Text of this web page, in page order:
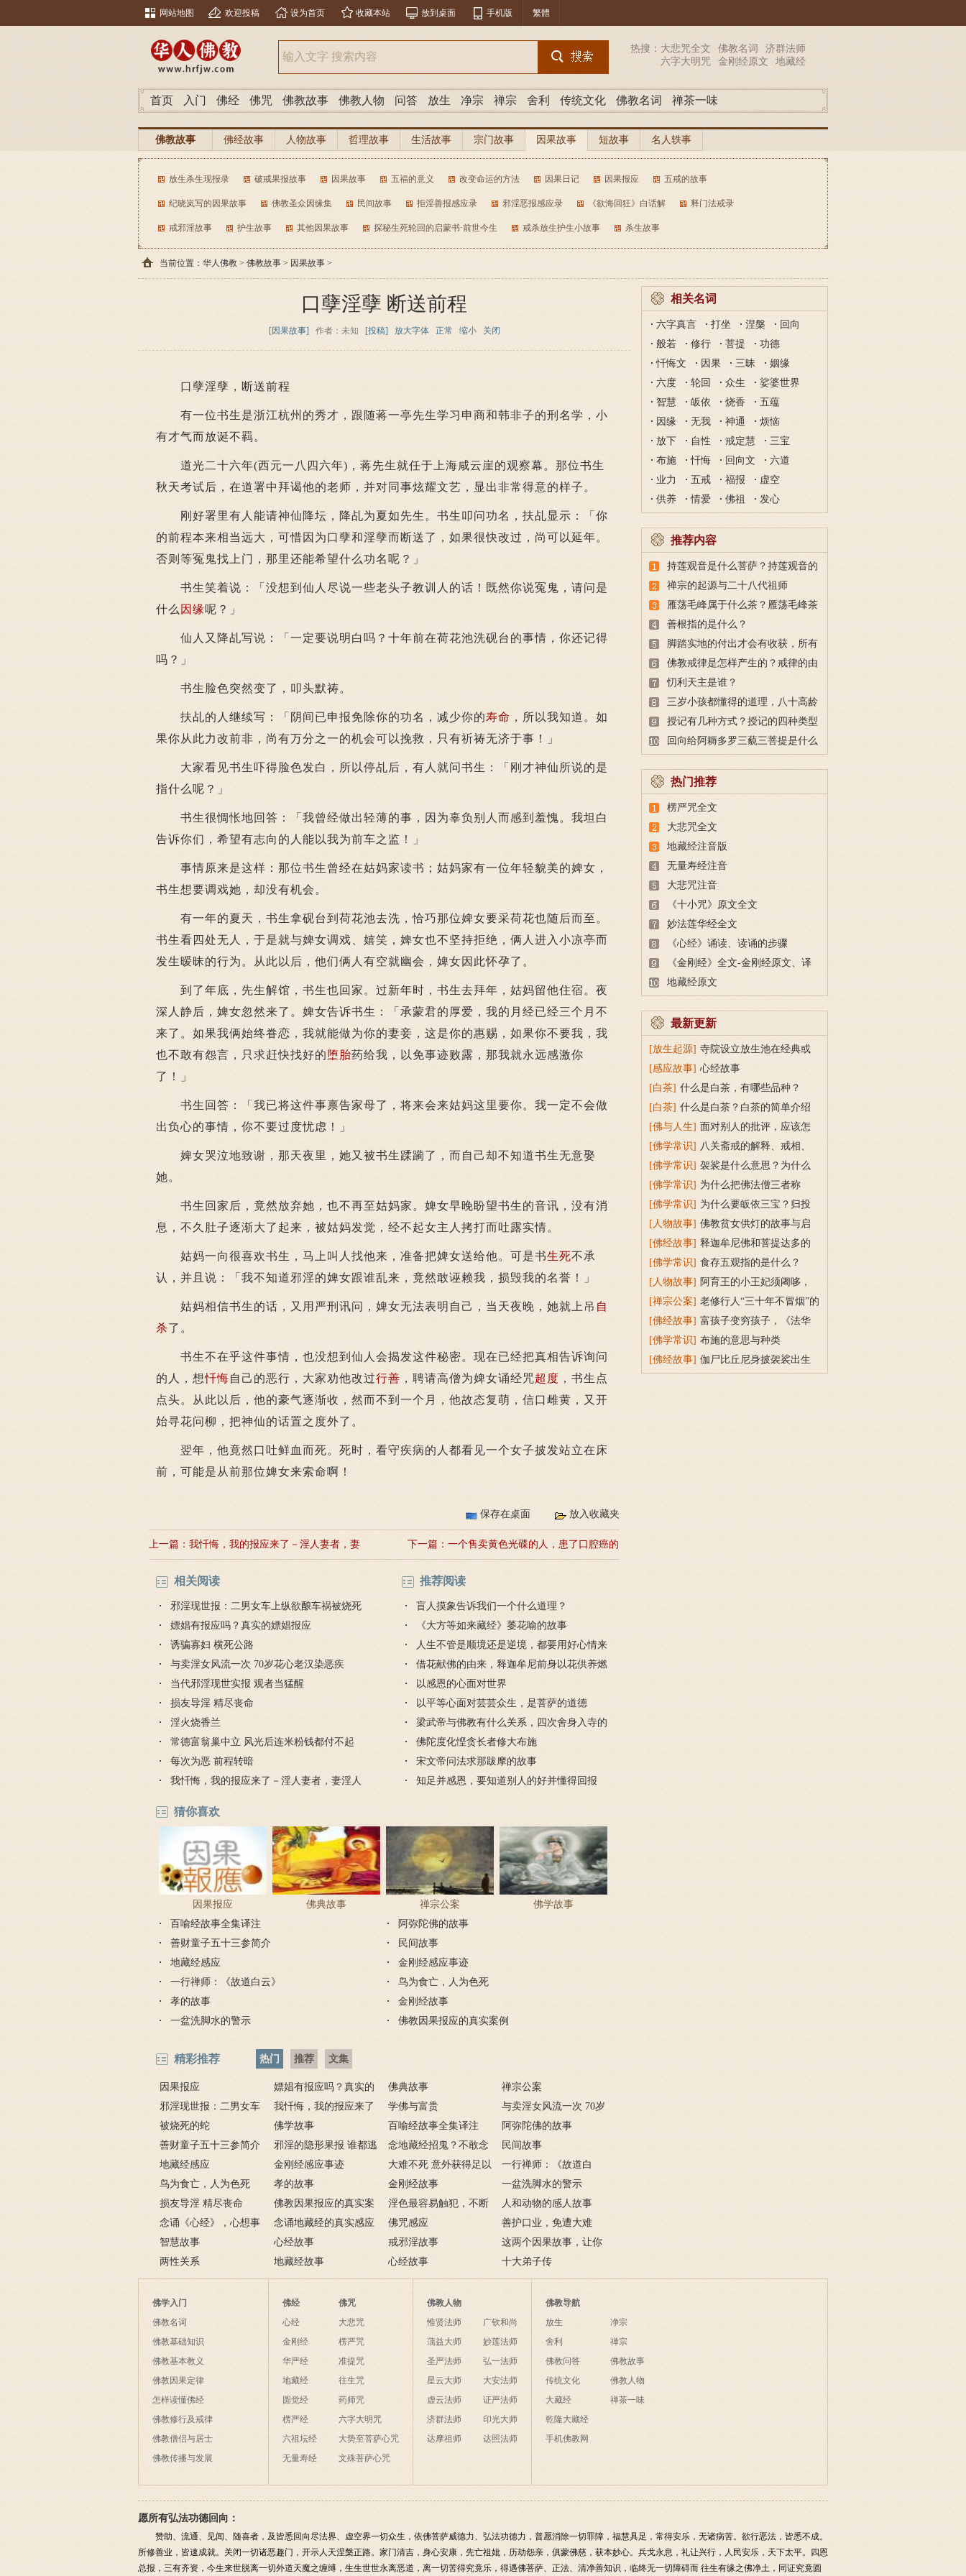
网站地图 欢迎投稿 设为首页 收藏本站 放到桌面 手机版 繁體
热搜： 大悲咒全文 佛教名词
济群法师
六字大明咒
金刚经原文 地藏经
首页 入门 佛经 佛咒 佛教故事 佛教人物 问答 放生 净宗 禅宗 舍利 传统文化 佛教名词 禅茶一味
佛教故事 佛经故事 人物故事 哲理故事 生活故事 宗门故事 因果故事 短故事 名人轶事
放生杀生现报录 破戒果报故事 因果故事 五福的意义 改变命运的方法 因果日记 因果报应 五戒的故事
纪晓岚写的因果故事 佛教圣众因缘集 民间故事 拒淫善报感应录 邪淫恶报感应录 《欲海回狂》白话解 释门法戒录
戒邪淫故事 护生故事 其他因果故事 探秘生死轮回的启蒙书·前世今生 戒杀放生护生小故事 杀生故事
当前位置： 华人佛教 > 佛教故事 > 因果故事 >
口孽淫孽 断送前程
[因果故事] 作者：未知 [投稿] 放大字体 正常 缩小 关闭
口孽淫孽，断送前程
有一位书生是浙江杭州的秀才，跟随蒋一亭先生学习申商和韩非子的刑名学，小
有才气而放诞不羁。
道光二十六年(西元一八四六年)，蒋先生就任于上海咸云崖的观察幕。那位书生
秋天考试后，在道署中拜谒他的老师，并对同事炫耀文艺，显出非常得意的样子。
刚好署里有人能请神仙降坛，降乩为夏如先生。书生叩问功名，扶乩显示：「你
的前程本来相当远大，可惜因为口孽和淫孽而断送了，如果很快改过，尚可以延年。
否则等冤鬼找上门，那里还能希望什么功名呢？」
书生笑着说：「没想到仙人尽说一些老头子教训人的话！既然你说冤鬼，请问是
什么 因缘呢？」
仙人又降乩写说：「一定要说明白吗？十年前在荷花池洗砚台的事情，你还记得
吗？」
书生脸色突然变了，叩头默祷。
扶乩的人继续写：「阴间已申报免除你的功名，减少你的寿命 ，所以我知道。如
果你从此力改前非，尚有万分之一的机会可以挽救，只有祈祷无济于事！」
大家看见书生吓得脸色发白，所以停乩后，有人就问书生：「刚才神仙所说的是
指什么呢？」
书生很惆怅地回答：「我曾经做出轻薄的事，因为辜负别人而感到羞愧。我坦白
告诉你们，希望有志向的人能以我为前车之监！」
事情原来是这样：那位书生曾经在姑妈家读书；姑妈家有一位年轻貌美的婢女，
书生想要调戏她，却没有机会。
有一年的夏天，书生拿砚台到荷花池去洗，恰巧那位婢女要采荷花也随后而至。
书生看四处无人，于是就与婢女调戏、嬉笑，婢女也不坚持拒绝，俩人进入小凉亭而
发生暧昧的行为。从此以后，他们俩人有空就幽会，婢女因此怀孕了。
到了年底，先生解馆，书生也回家。过新年时，书生去拜年，姑妈留他住宿。夜
深人静后，婢女忽然来了。婢女告诉书生：「承蒙君的厚爱，我的月经已经三个月不
来了。如果我俩始终眷恋，我就能做为你的妻妾，这是你的惠赐，如果你不要我，我
也不敢有怨言，只求赶快找好的堕胎药给我，以免事迹败露，那我就永远感激你
了！」
书生回答：「我已将这件事禀告家母了，将来会来姑妈这里要你。我一定不会做
出负心的事情，你不要过度忧虑！」
婢女哭泣地致谢，那天夜里，她又被书生蹂躏了，而自己却不知道书生无意娶
她。
书生回家后，竟然放弃她，也不再至姑妈家。婢女早晚盼望书生的音讯，没有消
息，不久肚子逐渐大了起来，被姑妈发觉，经不起女主人拷打而吐露实情。
姑妈一向很喜欢书生，马上叫人找他来，准备把婢女送给他。可是书生死不承
认，并且说：「我不知道邪淫的婢女跟谁乱来，竟然敢诬赖我，损毁我的名誉！」
姑妈相信书生的话，又用严刑讯问，婢女无法表明自己，当天夜晚，她就上吊 自
杀了。
书生不在乎这件事情，也没想到仙人会揭发这件秘密。现在已经把真相告诉询问
的人，想忏悔自己的恶行，大家劝他改过行善 ，聘请高僧为婢女诵经咒超度 ，书生点
点头。从此以后，他的豪气逐渐收，然而不到一个月，他故态复萌，信口雌黄，又开
始寻花问柳，把神仙的话置之度外了。
翌年，他竟然口吐鲜血而死。死时，看守疾病的人都看见一个女子披发站立在床
前，可能是从前那位婢女来索命啊！
保存在桌面 放入收藏夹
上一篇： 我忏悔，我的报应来了－淫人妻者，妻 下一篇： 一个售卖黄色光碟的人，患了口腔癌的
相关阅读
邪淫现世报：二男女车上纵欲酿车祸被烧死
嫖娼有报应吗？真实的嫖娼报应
诱骗寡妇 横死公路
与卖淫女风流一次 70岁花心老汉染恶疾
当代邪淫现世实报 观者当猛醒
损友导淫 精尽丧命
淫火烧香兰
常德富翁巢中立 风光后连米粉钱都付不起
每次为恶 前程转暗
我忏悔，我的报应来了－淫人妻者，妻淫人
推荐阅读
盲人摸象告诉我们一个什么道理？
《大方等如来藏经》萎花喻的故事
人生不管是顺境还是逆境，都要用好心情来
对待
借花献佛的由来，释迦牟尼前身以花供养燃
灯佛
以感恩的心面对世界
以平等心面对芸芸众生，是菩萨的道德
梁武帝与佛教有什么关系，四次舍身入寺的
是哪个寺？
佛陀度化悭贪长者修大布施
宋文帝问法求那跋摩的故事
知足并感恩，要知道别人的好并懂得回报
猜你喜欢
因果报应 佛典故事 禅宗公案
佛学故事
百喻经故事全集译注
阿弥陀佛的故事
善财童子五十三参简介
民间故事
地藏经感应
金刚经感应事迹
一行禅师：《故道白云》
鸟为食亡，人为色死
孝的故事
金刚经故事
一盆洗脚水的警示
佛教因果报应的真实案例
精彩推荐 热门 推荐 文集
因果报应
嫖娼有报应吗？真实的
嫖娼报应
佛典故事
禅宗公案
邪淫现世报：二男女车
上纵欲酿车祸被烧死
我忏悔，我的报应来了
－淫人妻者，妻淫人
学佛与富贵
与卖淫女风流一次 70岁
花心老汉染恶疾
被烧死的蛇 佛学故事 百喻经故事全集译注
阿弥陀佛的故事
善财童子五十三参简介
邪淫的隐形果报 谁都逃
不掉
念地藏经招鬼？不敢念
地藏经的请进来
民间故事
地藏经感应
金刚经感应事迹
大难不死 意外获得足以
致富的特异功能
一行禅师：《故道白
云》
鸟为食亡，人为色死 孝的故事 金刚经故事
一盆洗脚水的警示
损友导淫 精尽丧命
佛教因果报应的真实案
例
淫色最容易触犯，不断
淫欲心难清静
人和动物的感人故事
念诵《心经》，心想事
成
念诵地藏经的真实感应
六则
佛咒感应
善护口业，免遭大难
智慧故事
心经故事 戒邪淫故事
这两个因果故事，让你
了解什么是业障
两性关系 地藏经故事 心经故事 十大弟子传
相关名词
六字真言 打坐 涅槃
回向
般若
修行 菩提
功德
忏悔文
因果 三昧
姻缘
六度
轮回 众生
娑婆世界
智慧
皈依 烧香
五蕴
因缘
无我 神通
烦恼
放下
自性 戒定慧
三宝
布施
忏悔 回向文
六道
业力
五戒 福报
虚空
供养
情爱 佛祖 发心
推荐内容
持莲观音是什么菩萨？持莲观音的
故事
禅宗的起源与二十八代祖师
雁荡毛峰属于什么茶？雁荡毛峰茶
的特点与由来
善根指的是什么？
脚踏实地的付出才会有收获，所有
的付出都不会白费
佛教戒律是怎样产生的？戒律的由
来
忉利天主是谁？
三岁小孩都懂得的道理，八十高龄
也未必做得到
授记有几种方式？授记的四种类型
回向给阿耨多罗三藐三菩提是什么
热门推荐
楞严咒全文
大悲咒全文
地藏经注音版
无量寿经注音
大悲咒注音
《十小咒》原文全文
妙法莲华经全文
《心经》诵读、读诵的步骤
《金刚经》全文-金刚经原文、译
文及释意
地藏经原文
最新更新
[放生起源] 寺院设立放生池在经典或
传统上有什么根据？
[感应故事] 心经故事
[白茶] 什么是白茶，有哪些品种？
[白茶] 什么是白茶？白茶的简单介绍
[佛与人生] 面对别人的批评，应该怎
么做？
[佛学常识] 八关斋戒的解释、戒相、
功德利益
[佛学常识] 袈裟是什么意思？为什么
叫福田衣？
[佛学常识] 为什么把佛法僧三者称
为“宝”？
[佛学常识] 为什么要皈依三宝？归投
三宝令身心安稳
[人物故事] 佛教贫女供灯的故事与启
示
[佛经故事] 释迦牟尼佛和菩提达多的
双头鸟故事
[佛学常识] 食存五观指的是什么？
[人物故事] 阿育王的小王妃须阇哆，
持戒穿素服得宝珠
[禅宗公案] 老修行人“三十年不冒烟”的
故事
[佛经故事] 富孩子变穷孩子，《法华
经》穷子喻的故事
[佛学常识] 布施的意思与种类
[佛经故事] 伽尸比丘尼身披袈裟出生
佛学入门
佛教名词
佛教基础知识
佛教基本教义
佛教因果定律
怎样读懂佛经
佛教修行及戒律
佛教僧侣与居士
佛教传播与发展
佛经
心经
金刚经
华严经
地藏经
圆觉经
楞严经
六祖坛经
无量寿经
佛咒
大悲咒
楞严咒
准提咒
往生咒
药师咒
六字大明咒
大势至菩萨心咒
文殊菩萨心咒
佛教人物
惟贤法师
蕅益大师
圣严法师
星云大师
虚云法师
济群法师
达摩祖师
广钦和尚
妙莲法师
弘一法师
大安法师
证严法师
印光大师
达照法师
佛教导航
放生
舍利
佛教问答
传统文化
大藏经
乾隆大藏经
手机佛教网
净宗
禅宗
佛教故事
佛教人物
禅茶一味
愿所有弘法功德回向：
赞助、流通、见闻、随喜者，及皆悉回向尽法界、虚空界一切众生，依佛菩萨威德力、弘法功德力，普愿消除一切罪障，福慧具足，常得安乐，无诸病苦。欲行恶法，皆悉不成。
所修善业，皆速成就。关闭一切诸恶趣门，开示人天涅槃正路。家门清吉，身心安康，先亡祖妣，历劫怨亲，俱蒙佛慈，获本妙心。兵戈永息，礼让兴行，人民安乐，天下太平。四恩
总报，三有齐资，今生来世脱离一切外道天魔之缠缚，生生世世永离恶道，离一切苦得究竟乐，得遇佛菩萨、正法、清净善知识，临终无一切障碍而 往生有缘之佛净土，同证究竟圆